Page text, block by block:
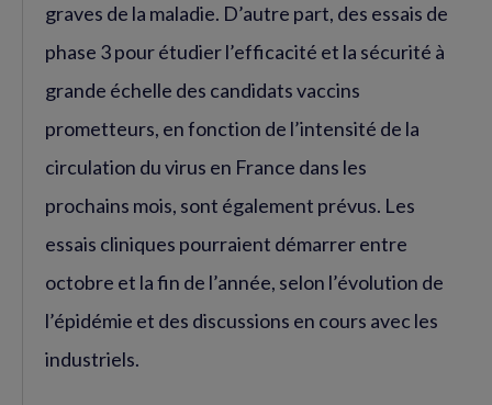
graves de la maladie. D’autre part, des essais de
phase 3 pour étudier l’efficacité et la sécurité à
grande échelle des candidats vaccins
prometteurs, en fonction de l’intensité de la
circulation du virus en France dans les
prochains mois, sont également prévus. Les
essais cliniques pourraient démarrer entre
octobre et la fin de l’année, selon l’évolution de
l’épidémie et des discussions en cours avec les
industriels.